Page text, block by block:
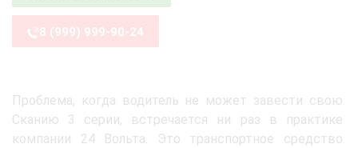
8 (999) 999-90-24
Проблема, когда водитель не может завести свою
Сканию 3 серии, встречается ни раз в практике
компании 24 Вольта. Это транспортное средство